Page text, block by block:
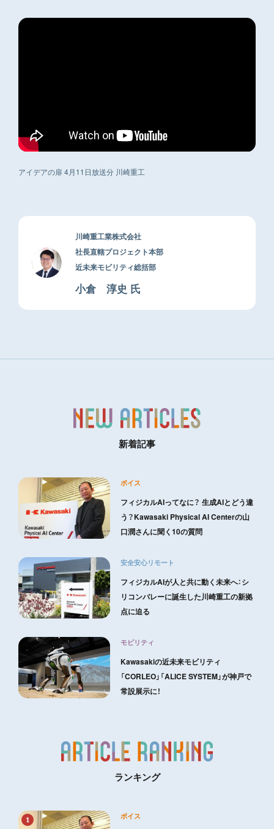
アイデアの扉 4月11日放送分 川崎重工
川崎重工業株式会社
社長直轄プロジェクト本部
近未来モビリティ総括部
小倉 淳史 氏
新着記事
ボイス
フィジカルAIってなに？ 生成AIとどう違
う？Kawasaki Physical AI Centerの山
口潤さんに聞く10の質問
安全安心リモート
フィジカルAIが人と共に動く未来へ：シ
リコンバレーに誕生した川崎重工の新拠
点に迫る
モビリティ
Kawasakiの近未来モビリティ
「CORLEO」「ALICE SYSTEM」が神戸で
常設展示に！
ランキング
1 ボイス